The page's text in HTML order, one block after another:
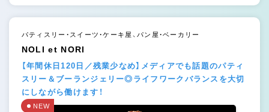
パティスリー・スイーツ・ケーキ屋、パン屋・ベーカリー
NOLI et NORI
【年間休日120日／残業少なめ】メディアでも話題のパティ
スリー＆ブーランジェリー◎ライフワークバランスを大切
にしながら働けます！
NEW